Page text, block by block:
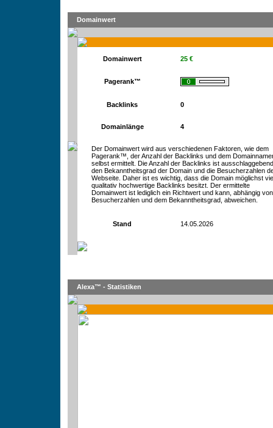
Domainwert
Domainwert 25 €
Pagerank™
Backlinks 0
Domainlänge 4
Der Domainwert wird aus verschiedenen Faktoren, wie dem
Pagerank™, der Anzahl der Backlinks und dem
selbst ermittelt. Die Anzahl der Backlinks ist
den Bekanntheitsgrad der Domain und die Besucherzahlen
Webseite. Daher ist es wichtig, dass die Domain möglichst
qualitativ hochwertige Backlinks besitzt. Der ermittelte
Domainwert ist lediglich ein Richtwert und kann, abhängig
Besucherzahlen und dem Bekanntheitsgrad, abweichen.
Stand 14.05.2026
Alexa™ - Statistiken